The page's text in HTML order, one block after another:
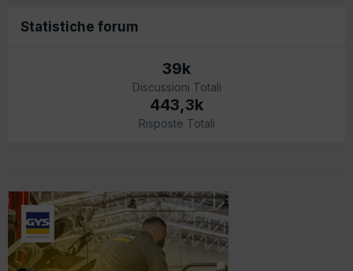
Statistiche forum
39k
Discussioni Totali
443,3k
Risposte Totali